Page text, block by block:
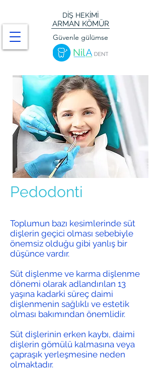
DİŞ HEKİMİ
ARMAN KÖMÜR
Güvenle gülümse
Pedodonti
Toplumun bazı kesimlerinde süt
dişlerin geçici olması sebebiyle
önemsiz olduğu gibi yanlış bir
düşünce vardır.
Süt dişlenme ve karma dişlenme
dönemi olarak adlandırılan 13
yaşına kadarki süreç daimi
dişlenmenin sağlıklı ve estetik
olması bakımından önemlidir.
Süt dişlerinin erken kaybı, daimi
dişlerin gömülü kalmasına veya
çapraşık yerleşmesine neden
olmaktadır.